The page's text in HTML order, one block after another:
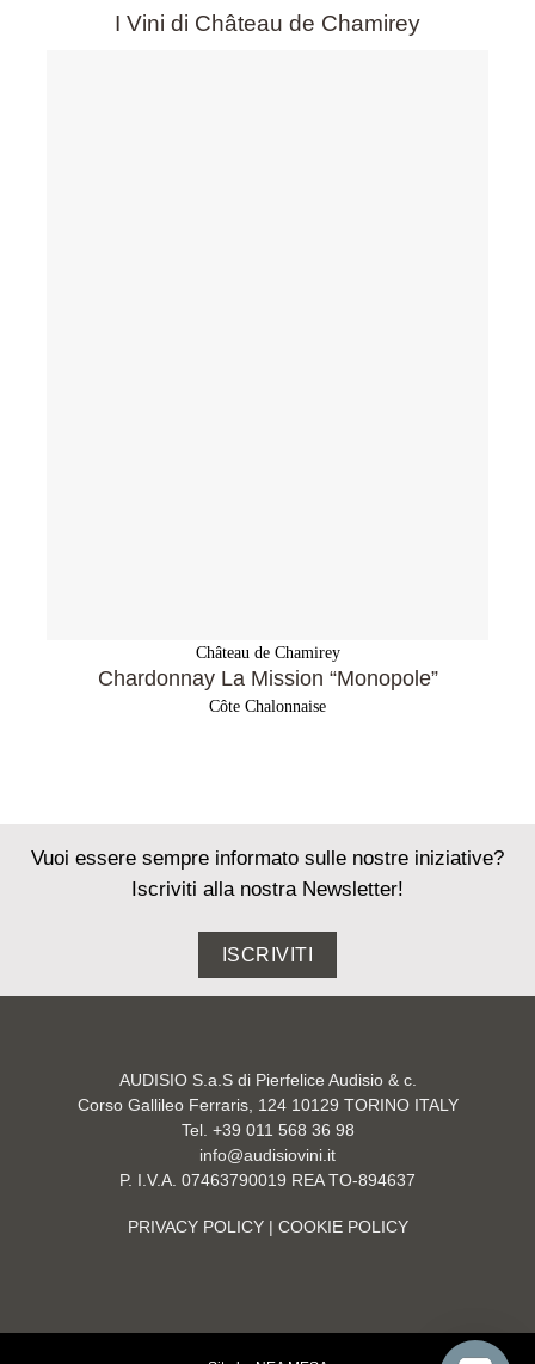
I Vini di Château de Chamirey
Château de Chamirey
Chardonnay La Mission “Monopole”
Côte Chalonnaise
Vuoi essere sempre informato sulle nostre iniziative?
Iscriviti alla nostra Newsletter!
ISCRIVITI
AUDISIO S.a.S di Pierfelice Audisio & c.
Corso Gallileo Ferraris, 124 10129 TORINO ITALY
Tel. +39 011 568 36 98
info@audisiovini.it
P. I.V.A. 07463790019 REA TO-894637
PRIVACY POLICY| COOKIE POLICY